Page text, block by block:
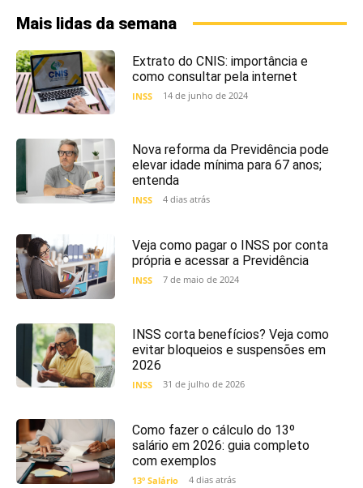
Mais lidas da semana
Extrato do CNIS: importância e
como consultar pela internet
INSS 14 de junho de 2024
Nova reforma da Previdência pode
elevar idade mínima para 67 anos;
entenda
INSS 4 dias atrás
Veja como pagar o INSS por conta
própria e acessar a Previdência
INSS 7 de maio de 2024
INSS corta benefícios? Veja como
evitar bloqueios e suspensões em
2026
INSS 31 de julho de 2026
Como fazer o cálculo do 13º
salário em 2026: guia completo
com exemplos
13º Salário 4 dias atrás